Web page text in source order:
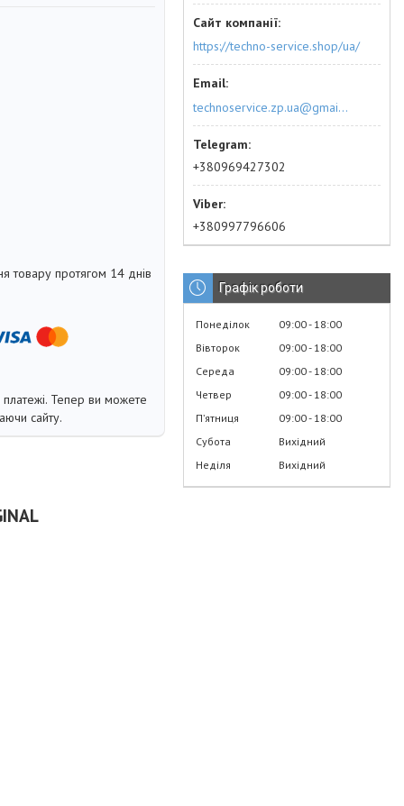
товару протягом 14 днів
платежі. Тепер ви можете
сайту.
https://techno-service.shop/ua/
technoservice.zp.ua@gmail.com
+380969427302
+380997796606
Графік роботи
Понеділок 09:00 18:00
Вівторок
09:00 18:00
Середа
09:00 18:00
Четвер
09:00 18:00
Пʼятниця
09:00 18:00
Субота
Вихідний
Неділя
Вихідний